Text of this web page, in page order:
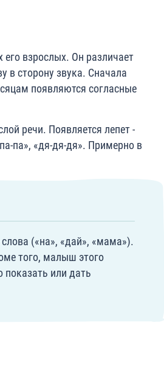
взрослых. Он различает
в сторону звука. Сначала
появляются согласные
речи. Появляется лепет -
па», «дя-дя-дя». Примерно в
(«на», «дай», «мама»).
того, малыш этого
показать или дать